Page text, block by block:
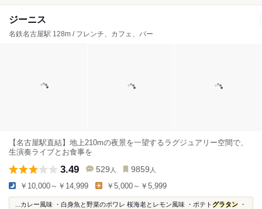
ジーニス
名鉄名古屋駅 128m / フレンチ、カフェ、バー
【名古屋駅直結】地上210mの夜景を一望するラグジュアリー空間で、
生演奏ライブとお食事を
3.49 529 人 9859 人
￥10,000～￥14,999 ￥5,000～￥5,999
...カレー風味 ・白身魚と野菜のポワレ 桜海老とレモン風味 ・ポテト グラタン ・